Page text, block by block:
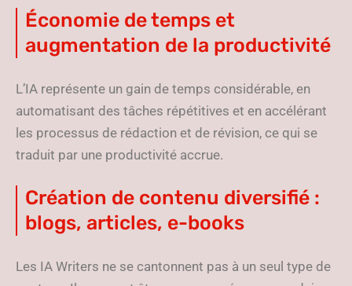
Économie de temps et
augmentation de la productivité
L’IA représente un gain de temps considérable, en
automatisant des tâches répétitives et en accélérant
les processus de rédaction et de révision, ce qui se
traduit par une productivité accrue.
Création de contenu diversifié :
blogs, articles, e-books
Les IA Writers ne se cantonnent pas à un seul type de